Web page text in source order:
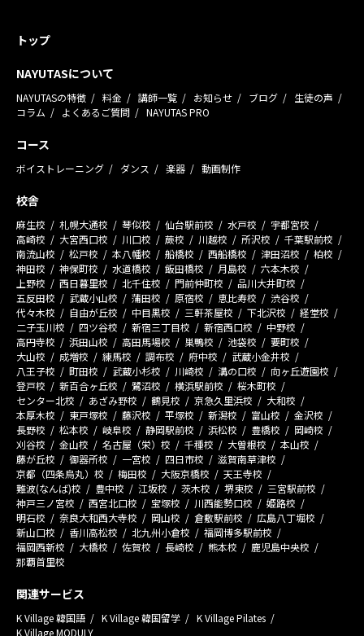
トップ
NAYUTASについて
NAYUTASの特徴 料金 講師一覧 お知らせ ブログ
生徒の声
コラム
よくあるご質問 NAYUTAS PRO
コース
ボイストレーニング ダンス 楽器 動画制作
校舎
麻生校 札幌大通校 琴似校 仙台駅前校 水戸校
宇都宮校
高崎校
大宮西口校 川口校 蕨校 川越校 所沢校
千葉駅前校
南流山校
松戸校 本八幡校 船橋校 西船橋校 津田沼校
柏校
神田校
神保町校 水道橋校 飯田橋校 月島校
六本木校
上野校
西日暮里校 北千住校 門前仲町校
品川大井町校
五反田校
武蔵小山校 蒲田校 原宿校 恵比寿校
渋谷校
代々木校
自由が丘校 中目黒校 三軒茶屋校 下北沢校
経堂校
二子玉川校
四ツ谷校 新宿三丁目校 新宿西口校
中野校
高円寺校
浜田山校 高田馬場校 巣鴨校 池袋校
要町校
大山校
成増校 練馬校 調布校 府中校
武蔵小金井校
八王子校
町田校 武蔵小杉校 川崎校 溝の口校
向ヶ丘遊園校
登戸校
新百合ヶ丘校 鷺沼校 横浜駅前校
桜木町校
センター北校
あざみ野校 鶴見校 京急久里浜校
大和校
本厚木校
東戸塚校 藤沢校 平塚校 新潟校 富山校
金沢校
長野校
松本校 岐阜校 静岡駅前校 浜松校 豊橋校
岡崎校
刈谷校
金山校 名古屋（栄）校 千種校 大曽根校
本山校
藤が丘校
御器所校 一宮校 四日市校
滋賀南草津校
京都（四条烏丸）校
梅田校 大阪京橋校
天王寺校
難波(なんば)校
豊中校 江坂校 茨木校 堺東校
三宮駅前校
神戸三ノ宮校
西宮北口校 宝塚校 川西能勢口校
姫路校
明石校
奈良大和西大寺校 岡山校 倉敷駅前校
広島八丁堀校
新山口校
香川高松校 北九州小倉校
福岡博多駅前校
福岡西新校
大橋校 佐賀校 長崎校 熊本校
鹿児島中央校
那覇首里校
関連サービス
K Village 韓国語 K Village 韓国留学
K Village Pilates
K Village MODULY